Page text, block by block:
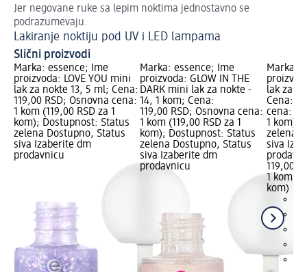
Jer negovane ruke sa lepim noktima jednostavno se
podrazumevaju.
Lakiranje noktiju pod UV i LED lampama
Slični proizvodi
Marka: essence; Ime
proizvoda: LOVE YOU mini
lak za nokte 13, 5 ml; Cena:
119,00 RSD; Osnovna cena:
1 kom (119,00 RSD za 1
kom); Dostupnost: Status
zelena Dostupno, Status
siva Izaberite dm
prodavnicu
Marka: essence; Ime
proizvoda: GLOW IN THE
DARK mini lak za nokte -
14, 1 kom; Cena:
119,00 RSD; Osnovna cena:
1 kom (119,00 RSD za 1
kom); Dostupnost: Status
zelena Dostupno, Status
siva Izaberite dm
prodavnicu
Marka:
lak za
Cena:
cena: 1
1 kom);
zelena
siva
119,00
1 kom
kom)